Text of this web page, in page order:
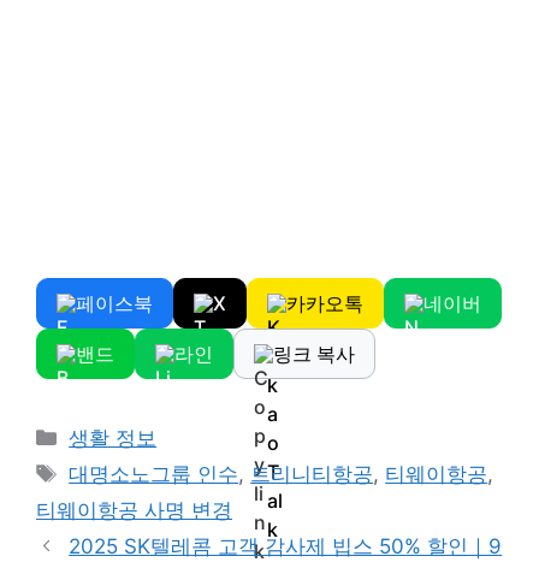
페이스북 X 카카오톡 네이버
밴드 라인 링크 복사
Categories
생활 정보
Tags
대명소노그룹 인수, 트리니티항공, 티웨이항공,
티웨이항공 사명 변경
2025 SK텔레콤 고객 감사제 빕스 50% 할인｜9